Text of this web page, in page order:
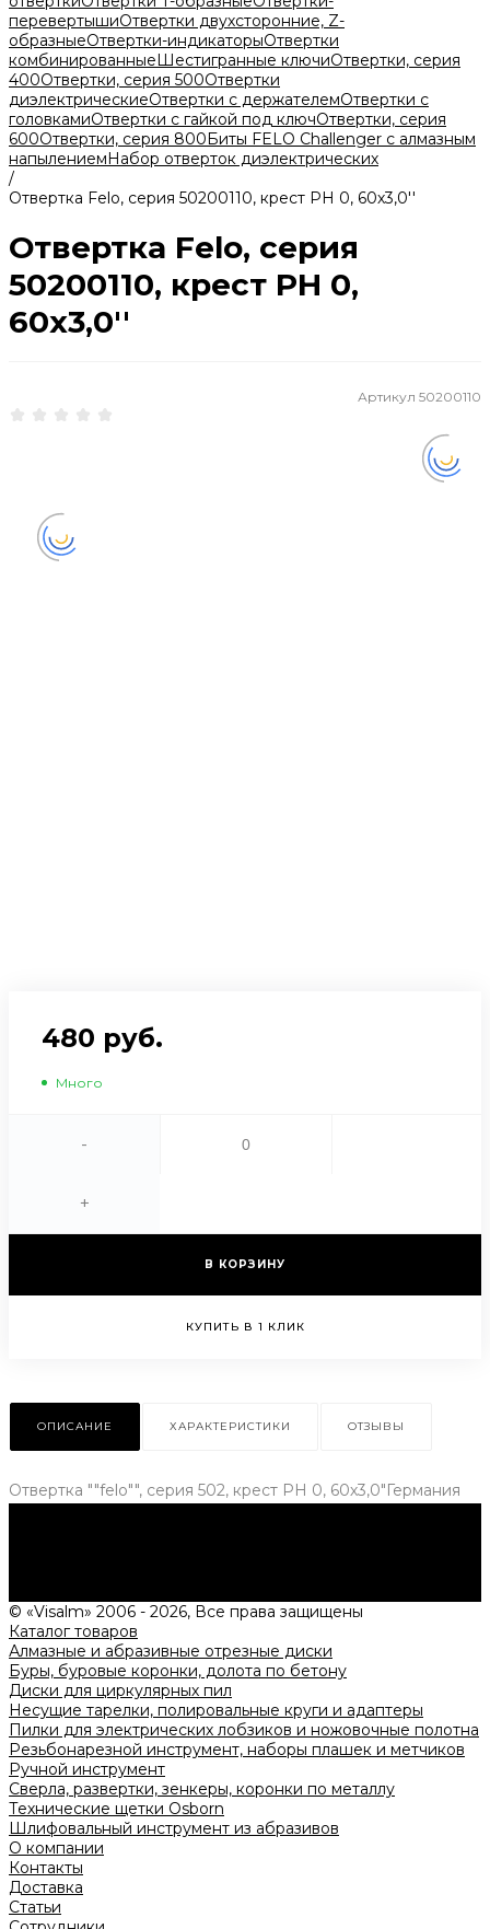
перевертышиОтвертки двухсторонние, Z-
образныеОтвертки-индикаторыОтвертки
комбинированныеШестигранные ключиОтвертки, серия
400Отвертки, серия 500Отвертки
диэлектрическиеОтвертки с держателемОтвертки с
головкамиОтвертки с гайкой под ключОтвертки, серия
600Отвертки, серия 800Биты FELO Challenger с алмазным
напылениемНабор отверток диэлектрических
/
Отвертка Felo, серия 50200110, крест PH 0, 60х3,0''
Отвертка Felo, серия
50200110, крест PH 0,
60х3,0''
Артикул 50200110
480 руб.
Много
-
+
В КОРЗИНУ
КУПИТЬ В 1 КЛИК
ОПИСАНИЕ ХАРАКТЕРИСТИКИ ОТЗЫВЫ
Отвертка ""felo"", серия 502, крест PH 0, 60х3,0"Германия
© «Visalm» 2006 - 2026, Все права защищены
Каталог товаров
Алмазные и абразивные отрезные диски
Буры, буровые коронки, долота по бетону
Диски для циркулярных пил
Несущие тарелки, полировальные круги и адаптеры
Пилки для электрических лобзиков и ножовочные полотна
Резьбонарезной инструмент, наборы плашек и метчиков
Ручной инструмент
Сверла, развертки, зенкеры, коронки по металлу
Технические щетки Osborn
Шлифовальный инструмент из абразивов
О компании
Контакты
Доставка
Статьи